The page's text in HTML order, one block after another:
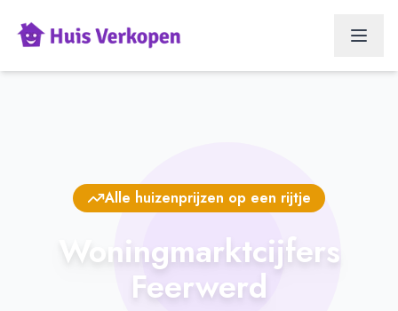
Alle huizenprijzen op een rijtje
Woningmarktcijfers
Feerwerd